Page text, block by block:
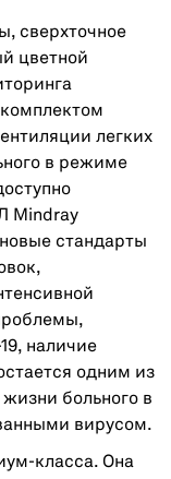
сверхточное
цветной
легких
в режиме
Mindray
стандарты
наличие
одним из
больного в
вирусом.
класса. Она